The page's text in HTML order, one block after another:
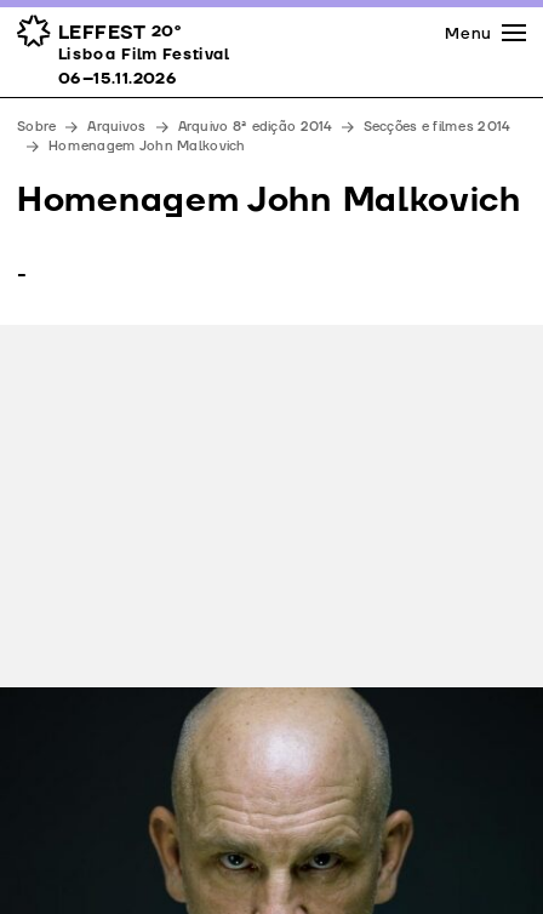
LEFFEST 20º
Lisboa Film Festival 06–15.11.2026
Prémios
Espaços
Apoios
Equipa
Downloads
Menu
Lisboa Film Festival
06–15.11.2026
Sobre Arquivos Arquivo 8ª edição 2014
Secções e filmes 2014
Homenagem John Malkovich
Homenagem John Malkovich
-
Filmes nesta secção
Dancer Upstairs